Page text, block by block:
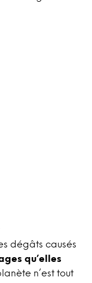
dégâts causés
qu’elles
n’est tout